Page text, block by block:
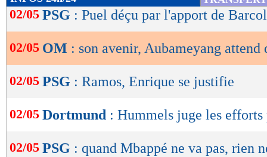
de
OK
02/05 PSG : Puel déçu par l'apport de
02/05 OM : son avenir, Aubameyang attend
02/05 PSG : Ramos, Enrique se justifie
02/05 Dortmund : Hummels juge les efforts
02/05 PSG : quand Mbappé ne va pas, rien